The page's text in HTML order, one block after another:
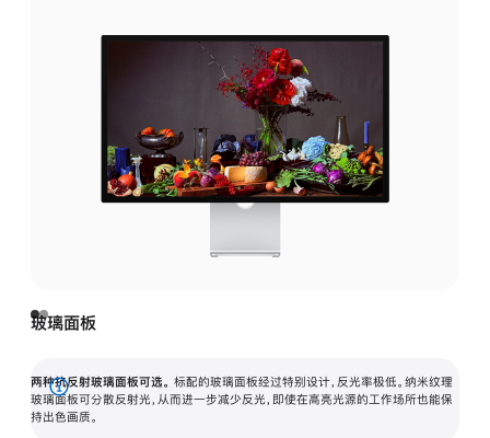
玻璃面板
两种抗反射玻璃面板可选。 标配的玻璃面板经过特别设计，反光率极低。纳米纹理
玻璃面板可分散反射光，从而进一步减少反光，即使在高亮光源的工作场所也能保
持出色画质。
展
开